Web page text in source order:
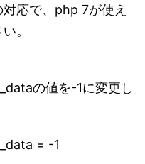
応で、php 7が使え
。
の値を-1に変更し
= -1